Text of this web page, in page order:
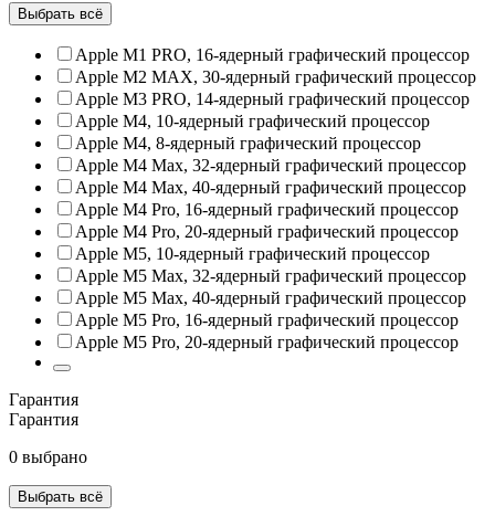
Выбрать всё
Apple M1 PRO, 16‑ядерный графический процессор
Apple M2 MAX, 30‑ядерный графический процессор
Apple M3 PRO, 14‑ядерный графический процессор
Apple M4, 10‑ядерный графический процессор
Apple M4, 8‑ядерный графический процессор
Apple M4 Max, 32‑ядерный графический процессор
Apple M4 Max, 40‑ядерный графический процессор
Apple M4 Pro, 16‑ядерный графический процессор
Apple M4 Pro, 20‑ядерный графический процессор
Apple M5, 10‑ядерный графический процессор
Apple M5 Max, 32‑ядерный графический процессор
Apple M5 Max, 40‑ядерный графический процессор
Apple M5 Pro, 16‑ядерный графический процессор
Apple M5 Pro, 20‑ядерный графический процессор
Гарантия
Гарантия
0 выбрано
Выбрать всё